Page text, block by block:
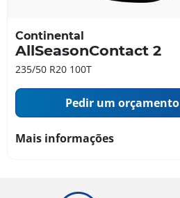
Continental
AllSeasonContact 2
235/50 R20 100T
Pedir um orçamento
Mais informações